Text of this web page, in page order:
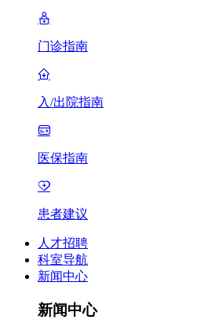
门诊指南
入/出院指南
医保指南
患者建议
人才招聘
科室导航
新闻中心
新闻中心